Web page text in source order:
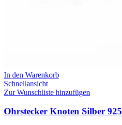
In den Warenkorb
Schnellansicht
Zur Wunschliste hinzufügen
Ohrstecker Knoten Silber 925